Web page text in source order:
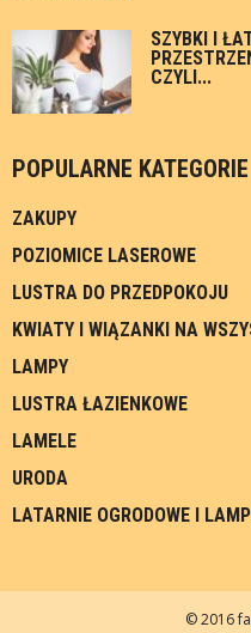
SZYBKI I
CZYLI...
POPULARNE KATEGORIE
ZAKUPY
POZIOMICE LASEROWE
LUSTRA DO PRZEDPOKOJU
KWIATY I WIĄZANKI NA
LAMPY
LUSTRA ŁAZIENKOWE
LAMELE
URODA
LATARNIE OGRODOWE I
© 2016